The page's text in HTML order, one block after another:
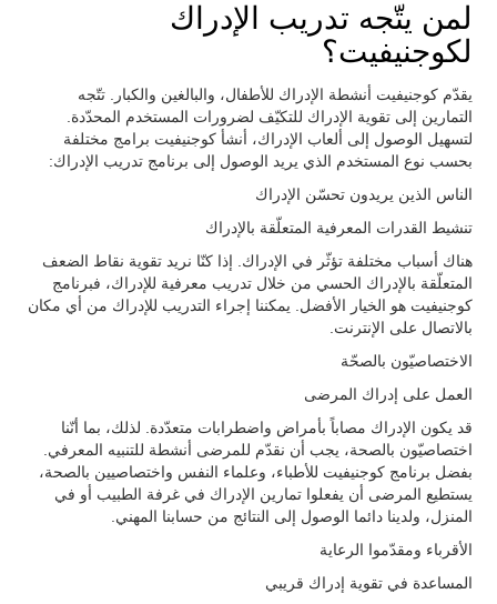
لمن يتّجه تدريب الإدراك
لكوجنيفيت؟
يقدّم كوجنيفيت أنشطة الإدراك للأطفال، والبالغين والكبار. تتّجه
التمارين إلى تقوية الإدراك للتكيّف لضرورات المستخدم المحدّدة.
لتسهيل الوصول إلى ألعاب الإدراك، أنشأ كوجنيفيت برامج مختلفة
بحسب نوع المستخدم الذي يريد الوصول إلى برنامج تدريب الإدراك:
الناس الذين يريدون تحسّن الإدراك
تنشيط القدرات المعرفية المتعلّقة بالإدراك
هناك أسباب مختلفة تؤثّر في الإدراك. إذا كنّا نريد تقوية نقاط الضعف
المتعلّقة بالإدراك الحسي من خلال تدريب معرفية للإدراك، فبرنامج
كوجنيفيت هو الخيار الأفضل. يمكننا إجراء التدريب للإدراك من أي مكان
بالاتصال على الإنترنت.
الاختصاصيّون بالصحّة
العمل على إدراك المرضى
قد يكون الإدراك مصاباً بأمراض واضطرابات متعدّدة. لذلك، بما أنّنا
اختصاصيّون بالصحة، يجب أن نقدّم للمرضى أنشطة للتنبيه المعرفي.
بفضل برنامج كوجنيفيت للأطباء، وعلماء النفس واختصاصيين بالصحة،
يستطيع المرضى أن يفعلوا تمارين الإدراك في غرفة الطبيب أو في
المنزل، ولدينا دائما الوصول إلى النتائج من حسابنا المهني.
الأقرباء ومقدّموا الرعاية
المساعدة في تقوية إدراك قريبي